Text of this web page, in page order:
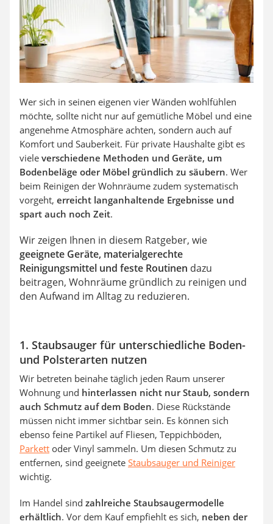
Subwoofer
Beheizbare Handschuhe
Wer sich in seinen eigenen vier Wänden wohlfühlen
möchte, sollte nicht nur auf gemütliche Möbel und eine
angenehme Atmosphäre achten, sondern auch auf
Komfort und Sauberkeit. Für private Haushalte gibt es
viele verschiedene Methoden und Geräte, um
Bodenbeläge oder Möbel gründlich zu säubern. Wer
beim Reinigen der Wohnräume zudem systematisch
vorgeht, erreicht langanhaltende Ergebnisse und
spart auch noch Zeit.
Wir zeigen Ihnen in diesem Ratgeber, wie
geeignete Geräte, materialgerechte
Reinigungsmittel und feste Routinen dazu
beitragen, Wohnräume gründlich zu reinigen und
den Aufwand im Alltag zu reduzieren.
1. Staubsauger für unterschiedliche Boden-
und Polsterarten nutzen
Wir betreten beinahe täglich jeden Raum unserer
Wohnung und hinterlassen nicht nur Staub, sondern
auch Schmutz auf dem Boden. Diese Rückstände
müssen nicht immer sichtbar sein. Es können sich
ebenso feine Partikel auf Fliesen, Teppichböden,
Parkett oder Vinyl sammeln. Um diesen Schmutz zu
entfernen, sind geeignete Staubsauger und Reiniger
wichtig.
Im Handel sind zahlreiche Staubsaugermodelle
erhältlich. Vor dem Kauf empfiehlt es sich, neben der